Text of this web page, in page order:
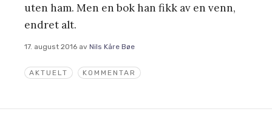
AKTUELT KOMMENTAR
uten ham. Men en bok han fikk av en venn,
endret alt.
17. august 2016 av Nils Kåre Bøe